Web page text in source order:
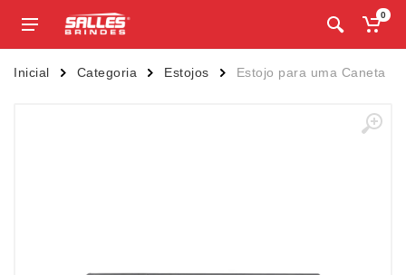
0
Inicial Categoria Estojos Estojo para uma Caneta